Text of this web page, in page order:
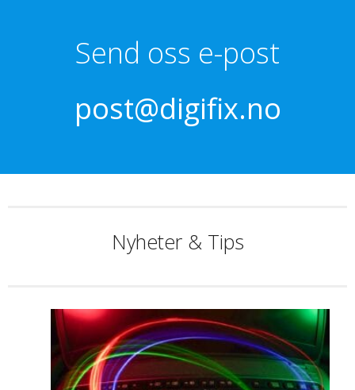
Send oss e-post
post@digifix.no
Nyheter & Tips